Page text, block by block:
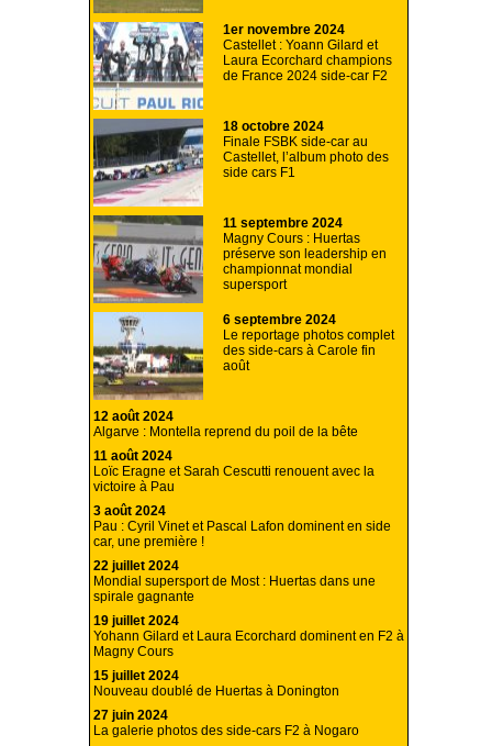
1er novembre 2024
Castellet : Yoann Gilard et
Laura Ecorchard champions
de France 2024 side-car F2
18 octobre 2024
Finale FSBK side-car au
Castellet, l’album photo des
side cars F1
11 septembre 2024
Magny Cours : Huertas
préserve son leadership en
championnat mondial
supersport
6 septembre 2024
Le reportage photos complet
des side-cars à Carole fin
août
12 août 2024
Algarve : Montella reprend du poil de la bête
11 août 2024
Loïc Eragne et Sarah Cescutti renouent avec la
victoire à Pau
3 août 2024
Pau : Cyril Vinet et Pascal Lafon dominent en side
car, une première !
22 juillet 2024
Mondial supersport de Most : Huertas dans une
spirale gagnante
19 juillet 2024
Yohann Gilard et Laura Ecorchard dominent en F2 à
Magny Cours
15 juillet 2024
Nouveau doublé de Huertas à Donington
27 juin 2024
La galerie photos des side-cars F2 à Nogaro